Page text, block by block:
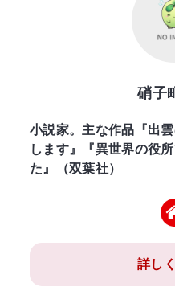
硝子
小説家。主な作品『出
します』『異世界の役
た』（双葉社）
詳し